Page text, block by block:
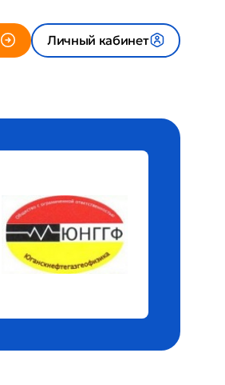
Личный кабинет